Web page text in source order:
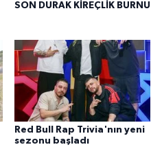
SON DURAK KİREÇLİK BURNU
Red Bull Rap Trivia'nın yeni
sezonu başladı